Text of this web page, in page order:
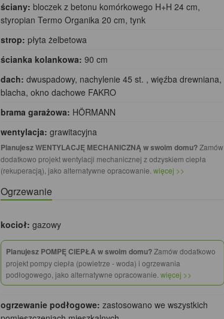
ściany: bloczek z betonu komórkowego H+H 24 cm,
styropian Termo Organika 20 cm, tynk
strop: płyta żelbetowa
ścianka kolankowa: 90 cm
dach: dwuspadowy, nachylenie 45 st. , więźba drewniana,
blacha, okno dachowe FAKRO
brama garażowa: HÖRMANN
wentylacja: grawitacyjna
Planujesz WENTYLACJĘ MECHANICZNĄ w swoim domu?Zamów
dodatkowo projekt wentylacji mechanicznej z odzyskiem ciepła
(rekuperacją), jako alternatywne opracowanie.więcej >>
Ogrzewanie
kocioł: gazowy
Planujesz POMPĘ CIEPŁA w swoim domu?Zamów dodatkowo
projekt pompy ciepła (powietrze - woda) i ogrzewania
podłogowego, jako alternatywne opracowanie.więcej >>
ogrzewanie podłogowe: zastosowano we wszystkich